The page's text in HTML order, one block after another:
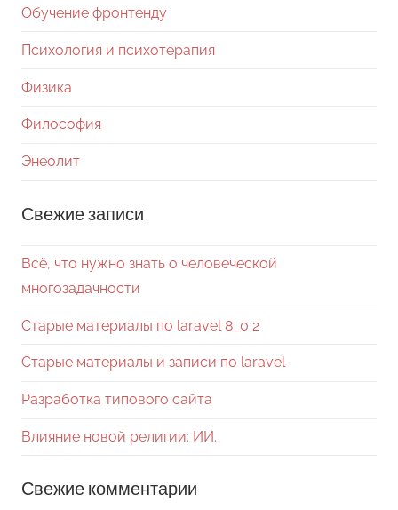
Обучение фронтенду
Психология и психотерапия
Физика
Философия
Энеолит
Свежие записи
Всё, что нужно знать о человеческой
многозадачности
Старые материалы по laravel 8_0 2
Старые материалы и записи по laravel
Разработка типового сайта
Влияние новой религии: ИИ.
Свежие комментарии